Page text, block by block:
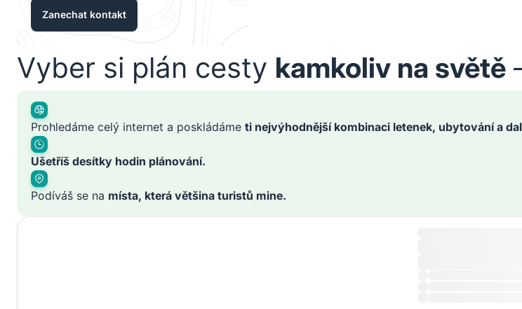
Zanechat kontakt
Vyber si plán cesty kamkoliv na světě
Prohledáme celý internet a poskládáme ti nejvýhodnější kombinaci letenek, ubytování a
Ušetříš desítky hodin plánování.
Podíváš se na místa, která většina turistů mine.